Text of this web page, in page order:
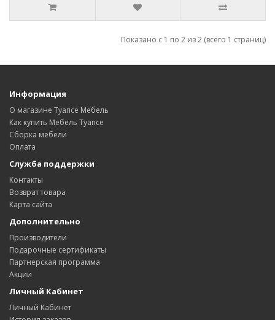
Показано с 1 по 2 из 2 (всего 1 страниц)
Информация
О магазине Туапсе Мебель
Как купить Мебель Туапсе
Сборка мебели
Оплата
Служба поддержки
Контакты
Возврат товара
Карта сайта
Дополнительно
Производители
Подарочные сертификаты
Партнерская программа
Акции
Личный Кабинет
Личный Кабинет